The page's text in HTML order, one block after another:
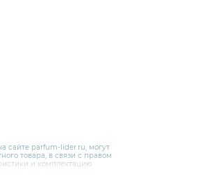
сайте parfum-lider.ru, могут
товара, в связи с правом
и комплектацию